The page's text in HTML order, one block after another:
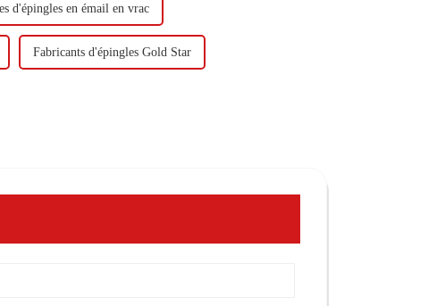
d'épingles en émail en vrac
Fabricants d'épingles Gold Star